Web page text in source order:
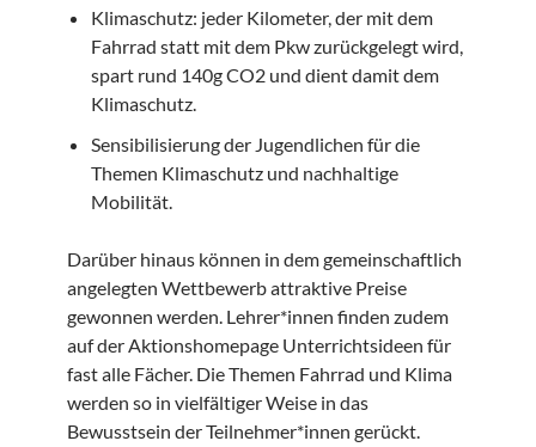
Klimaschutz: jeder Kilometer, der mit dem
Fahrrad statt mit dem Pkw zurückgelegt wird,
spart rund 140g CO2 und dient damit dem
Klimaschutz.
Sensibilisierung der Jugendlichen für die
Themen Klimaschutz und nachhaltige
Mobilität.
Darüber hinaus können in dem gemeinschaftlich
angelegten Wettbewerb attraktive Preise
gewonnen werden. Lehrer*innen finden zudem
auf der Aktionshomepage Unterrichtsideen für
fast alle Fächer. Die Themen Fahrrad und Klima
werden so in vielfältiger Weise in das
Bewusstsein der Teilnehmer*innen gerückt.